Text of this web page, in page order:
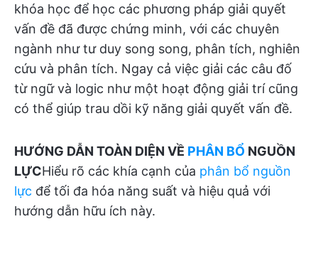
khóa học để học các phương pháp giải quyết
vấn đề đã được chứng minh, với các chuyên
ngành như tư duy song song, phân tích, nghiên
cứu và phân tích. Ngay cả việc giải các câu đố
từ ngữ và logic như một hoạt động giải trí cũng
có thể giúp trau dồi kỹ năng giải quyết vấn đề.
HƯỚNG DẪN TOÀN DIỆN VỀ PHÂN BỔ NGUỒN
LỰCHiểu rõ các khía cạnh của phân bổ nguồn
lực để tối đa hóa năng suất và hiệu quả với
hướng dẫn hữu ích này.